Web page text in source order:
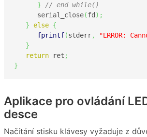
}
// end while()
      serial_close
(fd ) ;
}
else {
fprintf(stderr, "ERROR:
}
return ret ;
}
Aplikace pro ovládání
desce
Načítání stisku klávesy vyžaduje z